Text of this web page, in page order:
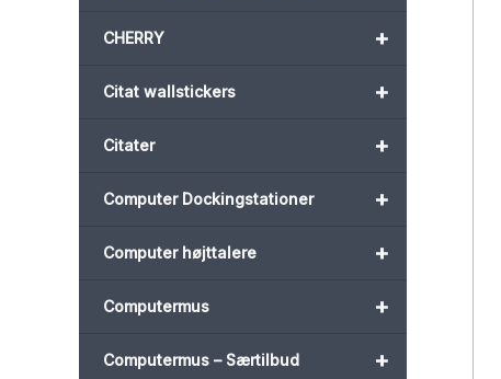
+
CHERRY
+
Citat wallstickers
+
Citater
+
Computer Dockingstationer
+
Computer højttalere
+
Computermus
+
Computermus – Særtilbud